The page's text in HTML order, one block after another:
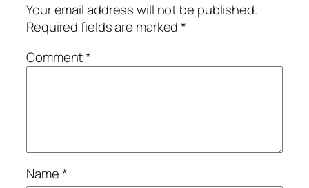
Your email address will not be published.
Required fields are marked*
Comment*
Name*